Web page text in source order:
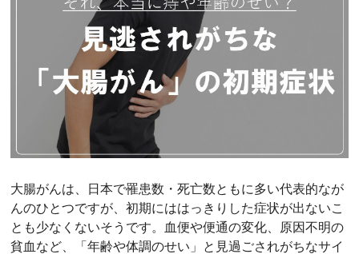
大腸がんは、日本で罹患数・死亡数ともに多い代表的なが
んのひとつですが、初期にははっきりした症状が出ないこ
とも少なくないそうです。血便や便通の変化、原因不明の
貧血など、「年齢や体調のせい」と見過ごされがちなサイ